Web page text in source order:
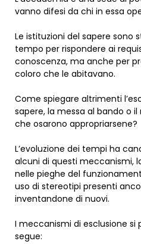
vanno difesi da chi in essa
Le istituzioni del sapere sono
tempo per rispondere ai
conoscenza, ma anche per
coloro che le abitavano.
Come spiegare altrimenti
sapere, la messa al bando o
che osarono appropriarsene?
L’evoluzione dei tempi ha
alcuni di questi meccanismi,
nelle pieghe del
uso di stereotipi presenti
inventandone di nuovi.
I meccanismi di esclusione si
segue: